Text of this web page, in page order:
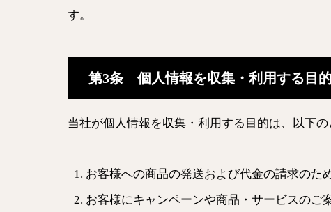
す。
第3条 個人情報を収集・利用する目
当社が個人情報を収集・利用する目的は、以下の
お客様への商品の発送および代金の請求のた
お客様にキャンペーンや商品・サービスのご